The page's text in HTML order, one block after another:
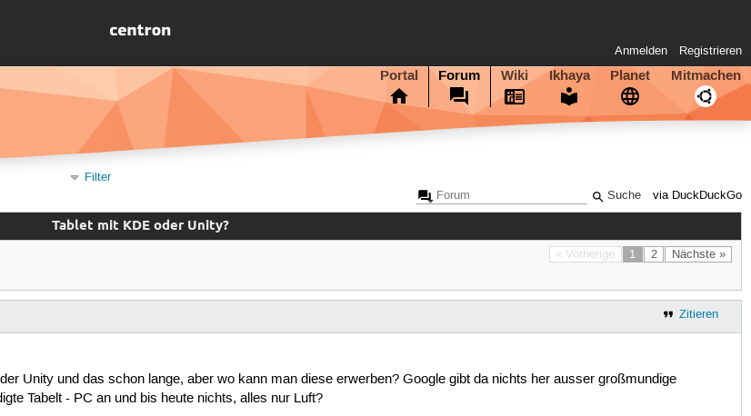
Anmelden Registrieren
Portal Forum Wiki Ikhaya Planet Mitmachen
via DuckDuckGo
Filter
Tablet mit KDE oder Unity?
« Vorherige 1 2 Nächste »
Zitieren
Unity und das schon lange, aber wo kann man diese erwerben? Google gibt da nichts her ausser großmundige
Tabelt - PC an und bis heute nichts, alles nur Luft?